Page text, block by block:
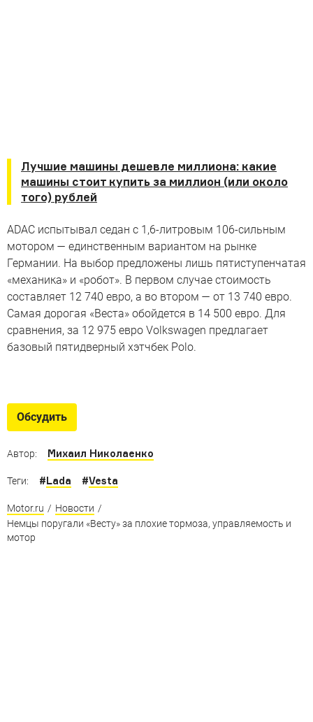
Лучшие машины дешевле миллиона: какие
машины стоит купить за миллион (или около
того) рублей
ADAС испытывал седан с 1,6-литровым 106-сильным
мотором — единственным вариантом на рынке
Германии. На выбор предложены лишь пятиступенчатая
«механика» и «робот». В первом случае стоимость
составляет 12 740 евро, а во втором — от 13 740 евро.
Самая дорогая «Веста» обойдется в 14 500 евро. Для
сравнения, за 12 975 евро Volkswagen предлагает
базовый пятидверный хэтчбек Polo.
От каких моделей Lada Vesta собирается отвадить
Обсудить
Автор: Михаил Николаенко
Теги: #Lada #Vesta
Motor.ru / Новости /
Немцы поругали «Весту» за плохие тормоза, управляемость и
мотор